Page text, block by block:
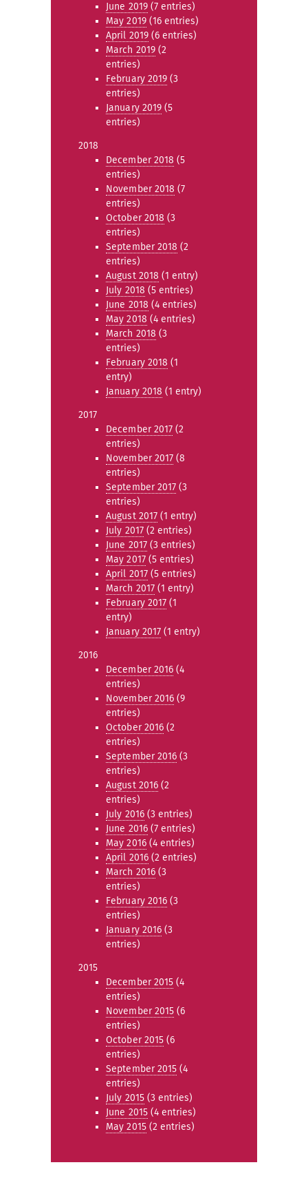
June 2019(7 entries)
May 2019(16 entries)
April 2019 (6 entries)
March 2019 (2
entries)
February 2019 (3
entries)
January 2019 (5
entries)
2018
December 2018 (5
entries)
November 2018 (7
entries)
October 2018 (3
entries)
September 2018 (2
entries)
August 2018 (1 entry)
July 2018 (5 entries)
June 2018 (4 entries)
May 2018 (4 entries)
March 2018 (3
entries)
February 2018 (1
entry)
January 2018 (1 entry)
2017
December 2017 (2
entries)
November 2017 (8
entries)
September 2017 (3
entries)
August 2017 (1 entry)
July 2017(2 entries)
June 2017(3 entries)
May 2017(5 entries)
April 2017 (5 entries)
March 2017 (1 entry)
February 2017 (1
entry)
January 2017 (1 entry)
2016
December 2016 (4
entries)
November 2016 (9
entries)
October 2016 (2
entries)
September 2016 (3
entries)
August 2016 (2
entries)
July 2016(3 entries)
June 2016(7 entries)
May 2016(4 entries)
April 2016 (2 entries)
March 2016 (3
entries)
February 2016 (3
entries)
January 2016 (3
entries)
2015
December 2015 (4
entries)
November 2015 (6
entries)
October 2015 (6
entries)
September 2015 (4
entries)
July 2015(3 entries)
June 2015(4 entries)
May 2015(2 entries)